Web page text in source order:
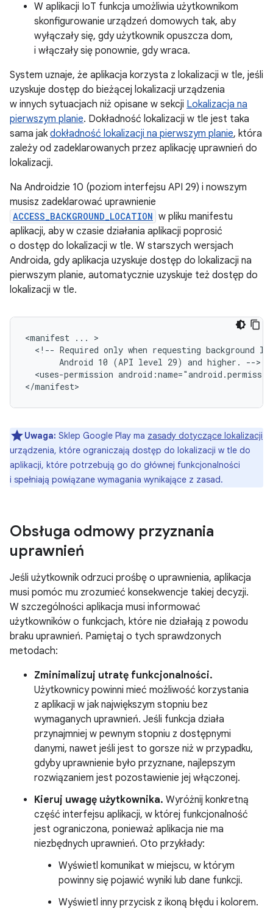
W aplikacji IoT funkcja umożliwia użytkownikom
skonfigurowanie urządzeń domowych tak, aby
wyłączały się, gdy użytkownik opuszcza dom,
i włączały się ponownie, gdy wraca.
System uznaje, że aplikacja korzysta z lokalizacji w tle, jeśli
uzyskuje dostęp do bieżącej lokalizacji urządzenia
w innych sytuacjach niż opisane w sekcji Lokalizacja na
pierwszym planie. Dokładność lokalizacji w tle jest taka
sama jak dokładność lokalizacji na pierwszym planie, która
zależy od zadeklarowanych przez aplikację uprawnień do
lokalizacji.
Na Androidzie 10 (poziom interfejsu API 29) i nowszym
musisz zadeklarować uprawnienie
ACCESS_BACKGROUND_LOCATION w pliku manifestu
aplikacji, aby w czasie działania aplikacji poprosić
o dostęp do lokalizacji w tle. W starszych wersjach
Androida, gdy aplikacja uzyskuje dostęp do lokalizacji na
pierwszym planie, automatycznie uzyskuje też dostęp do
lokalizacji w tle.
<manifest ...
<!-- Required only when requesting background
Android 10 (API level 29) and higher.
<uses-permission
Uwaga: Sklep Google Play ma zasady dotyczące lokalizacji
urządzenia, które ograniczają dostęp do lokalizacji w tle do
aplikacji, które potrzebują go do głównej funkcjonalności
i spełniają powiązane wymagania wynikające z zasad.
Obsługa odmowy przyznania
uprawnień
Jeśli użytkownik odrzuci prośbę o uprawnienia, aplikacja
musi pomóc mu zrozumieć konsekwencje takiej decyzji.
W szczególności aplikacja musi informować
użytkowników o funkcjach, które nie działają z powodu
braku uprawnień. Pamiętaj o tych sprawdzonych
metodach:
Zminimalizuj utratę funkcjonalności.
Użytkownicy powinni mieć możliwość korzystania
z aplikacji w jak największym stopniu bez
wymaganych uprawnień. Jeśli funkcja działa
przynajmniej w pewnym stopniu z dostępnymi
danymi, nawet jeśli jest to gorsze niż w przypadku,
gdyby uprawnienie było przyznane, najlepszym
rozwiązaniem jest pozostawienie jej włączonej.
Kieruj uwagę użytkownika. Wyróżnij konkretną
część interfejsu aplikacji, w której funkcjonalność
jest ograniczona, ponieważ aplikacja nie ma
niezbędnych uprawnień. Oto przykłady:
Wyświetl komunikat w miejscu, w którym
powinny się pojawić wyniki lub dane funkcji.
Wyświetl inny przycisk z ikoną błędu i kolorem.